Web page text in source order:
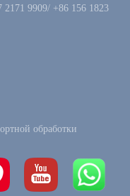
9909/ +86 156 1823
обработки